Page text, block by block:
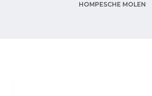
HOMPESCHE MOLEN